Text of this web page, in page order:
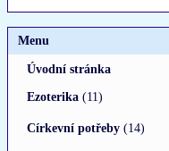
Menu
Úvodní stránka
Ezoterika (11)
Církevní potřeby (14)